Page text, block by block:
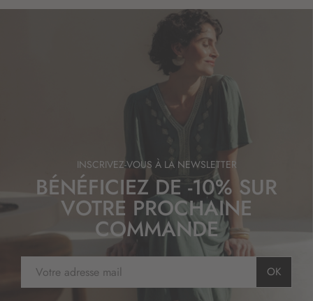
INSCRIVEZ-VOUS À LA NEWSLETTER
BÉNÉFICIEZ DE -10% SUR
VOTRE PROCHAINE
COMMANDE
s
OK